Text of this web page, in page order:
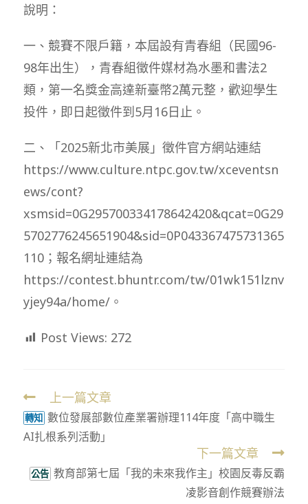
說明：
一、競賽不限戶籍，本屆設有青春組（民國96-
98年出生），青春組徵件媒材為水墨和書法2
類，第一名獎金高達新臺幣2萬元整，歡迎學生
投件，即日起徵件到5月16日止。
二、「2025新北市美展」徵件官方網站連結
https://www.culture.ntpc.gov.tw/xceventsn
ews/cont?
xsmsid=0G295700334178642420&qcat=0G29
5702776245651904&sid=0P043367475731365
110；報名網址連結為
https://contest.bhuntr.com/tw/01wk151lznv
yjey94a/home/。
Post Views: 272
Read
more
articles
上一篇文章
轉知 數位發展部數位產業署辦理114年度「高中職生
AI扎根系列活動」
下一篇文章
公告 教育部第七屆「我的未來我作主」校園反毒反霸
凌影音創作競賽辦法